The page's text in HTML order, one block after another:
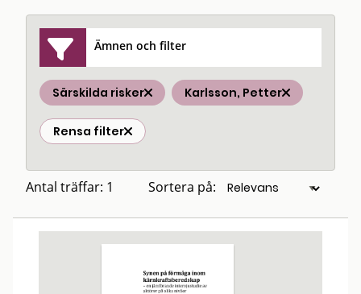
Ämnen och filter
Särskilda risker Karlsson, Petter
Rensa filter
Antal träffar: 1 Sortera på: